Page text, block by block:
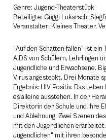
Genre: Jugend-Theaterstück
Beteiligte: Guggi Lukarsch,
Veranstalter: Kleines Theater,
"Auf den Schatten fallen" ist ein
AIDS von Schülern, Lehrlingen
Jugendliche und Erwachsene.
Virus angesteckt. Drei Monate
Ergebnis: HIV-Positiv. Das
es alleine ausstehen. In der
Direktorin der Schule und ihre
und Ablehnung. Zwei Szenen
mit den Jugendlichen
Jugendlichen" mit ihren